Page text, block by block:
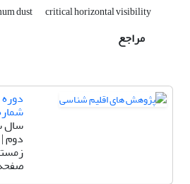
dust critical horizontal visibility
مراجع
سال
دوم |
زمستان